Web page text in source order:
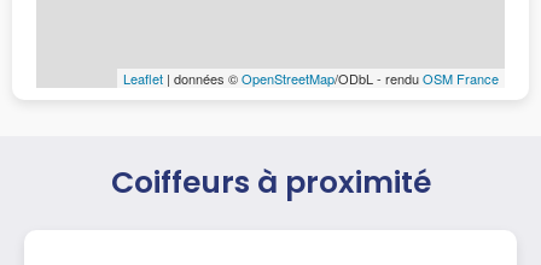
Leaflet | données ©OpenStreetMap/ODbL - renduOSM France
Coiffeurs à proximité